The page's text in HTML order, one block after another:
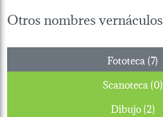
Otros nombres vernáculos
Fototeca (7)
Scanoteca (0)
Dibujo (2)